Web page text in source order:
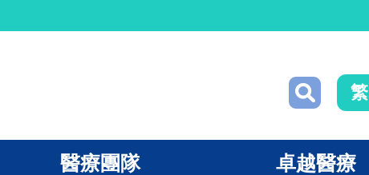
繁
醫療團隊 卓越醫療